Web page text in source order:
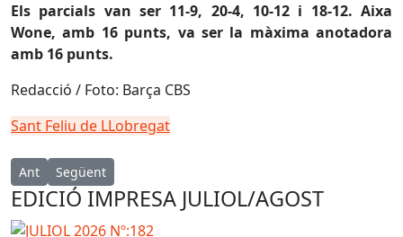
Els parcials van ser 11-9, 20-4, 10-12 i 18-12. Aixa
Wone, amb 16 punts, va ser la màxima anotadora
amb 16 punts.
Redacció / Foto: Barça CBS
Sant Feliu de LLobregat
Article anterior: ESPORTS (HANDBOL, PRIMERA ESTATAL
Ant Article següent: ESPORTS (HANDBOL, DIVISIÓ
Següent
EDICIÓ IMPRESA JULIOL/AGOST